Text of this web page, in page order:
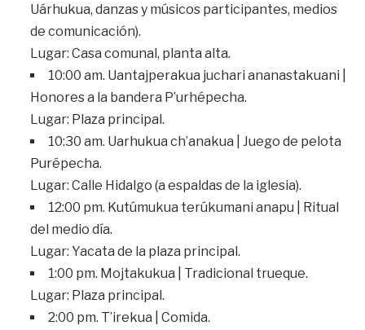
Uárhukua, danzas y músicos participantes, medios
de comunicación).
Lugar: Casa comunal, planta alta.
10:00 am. Uantajperakua juchari ananastakuani |
Honores a la bandera P’urhépecha.
Lugar: Plaza principal.
10:30 am. Uarhukua ch’anakua | Juego de pelota
Purépecha.
Lugar: Calle Hidalgo (a espaldas de la iglesia).
12:00 pm. Kutúmukua terúkumani anapu | Ritual
del medio día.
Lugar: Yacata de la plaza principal.
1:00 pm. Mojtakukua | Tradicional trueque.
Lugar: Plaza principal.
2:00 pm. T’irekua | Comida.